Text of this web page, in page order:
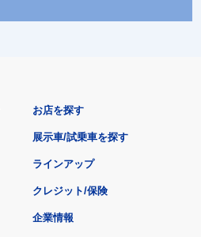
お店を探す
展示車/試乗車を探す
ラインアップ
クレジット/保険
企業情報